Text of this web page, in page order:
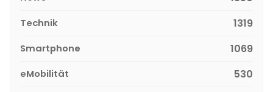
Technik 1319
Smartphone 1069
eMobilität 530